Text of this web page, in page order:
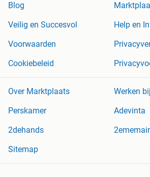
Blog
Veilig en Succesvol
Help en
Voorwaarden
Cookiebeleid
Over Marktplaats
Werken bij
Perskamer
Adevinta
2dehands
Sitemap